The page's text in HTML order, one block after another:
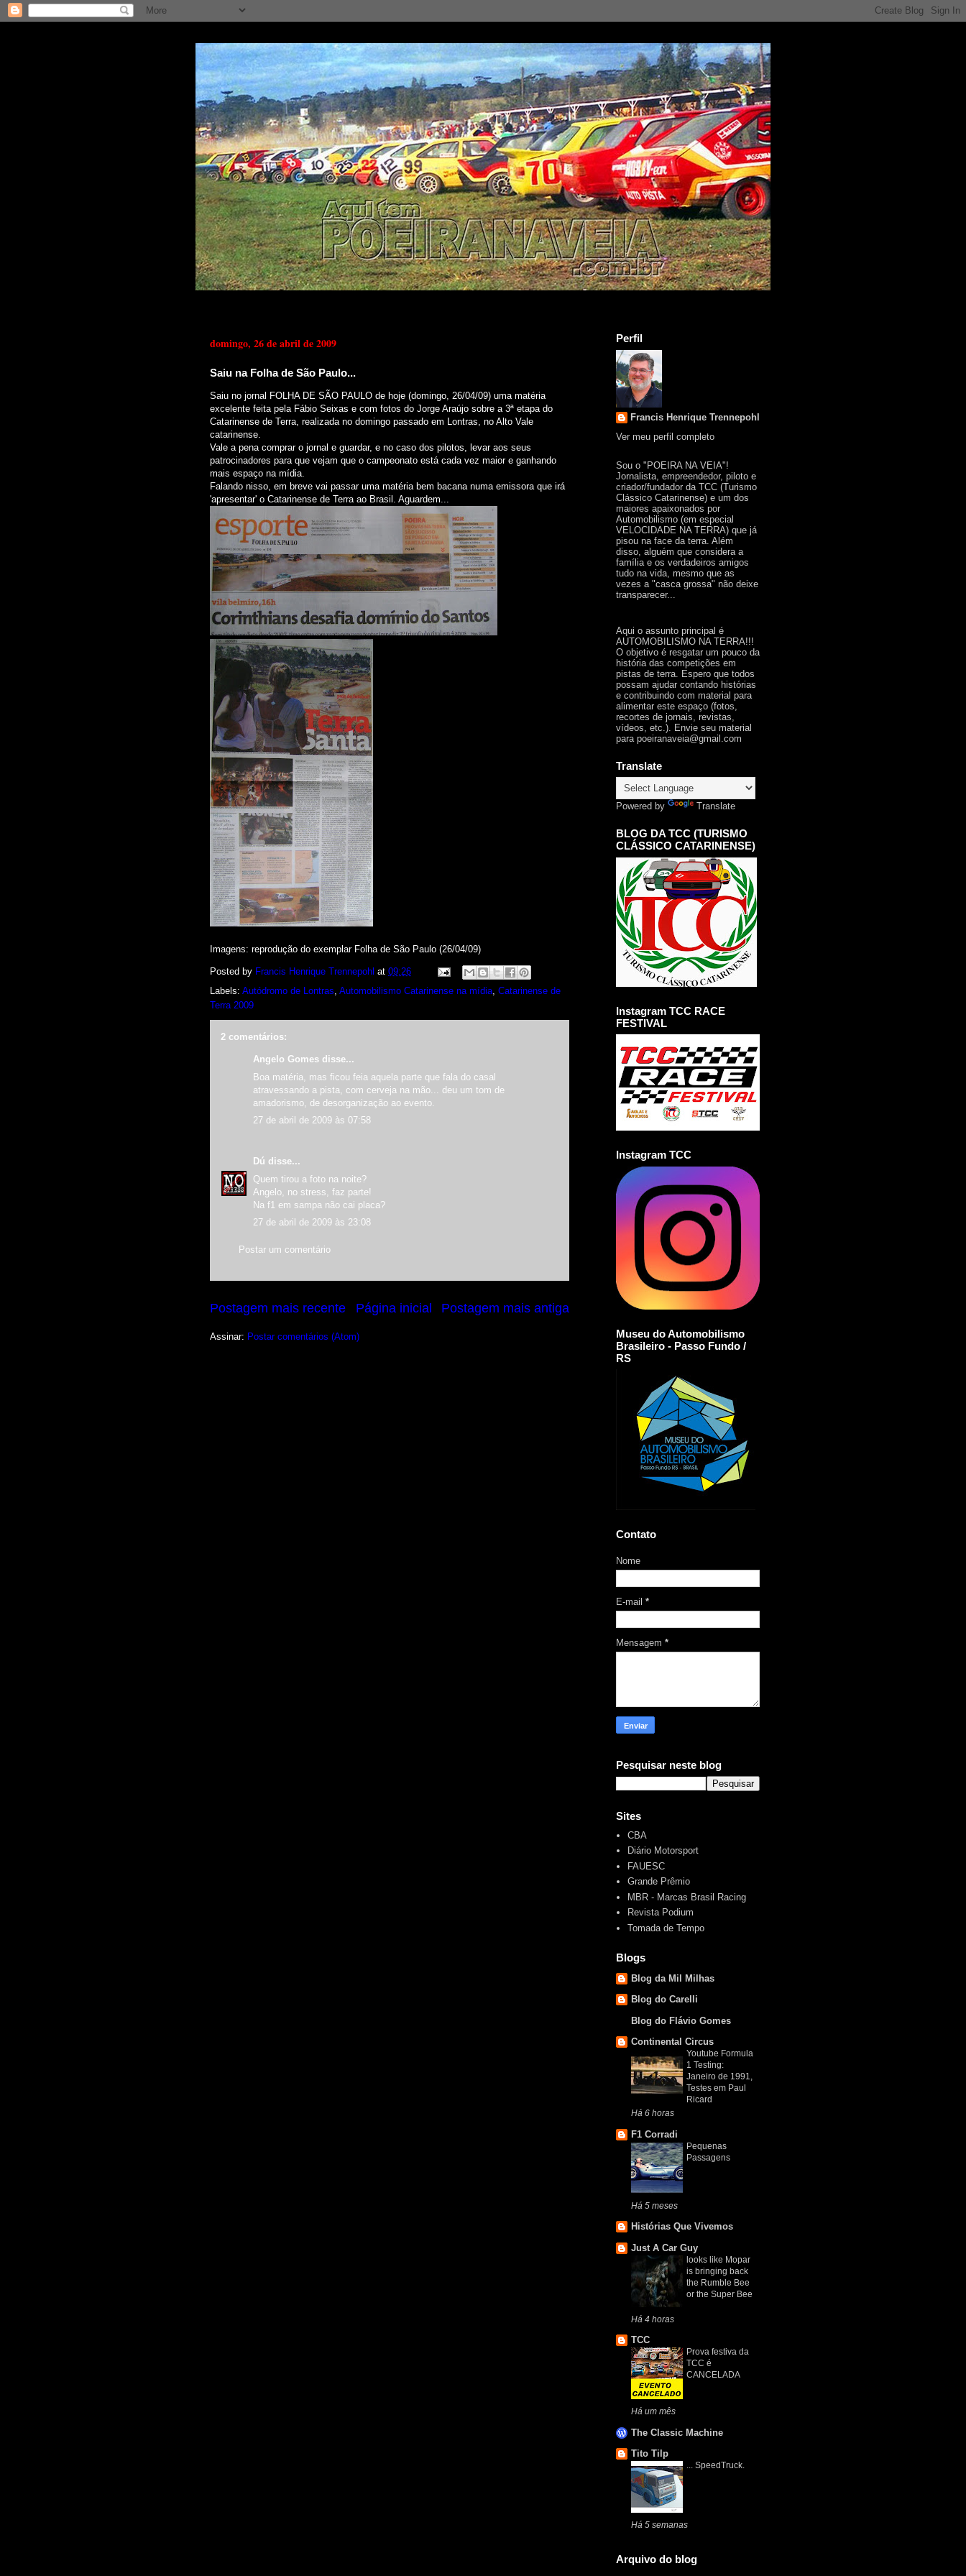
domingo, 26 de abril de 2009
Saiu na Folha de São Paulo...
Saiu no jornal FOLHA DE SÃO PAULO de hoje (domingo, 26/04/09) uma matéria
excelente feita pela Fábio Seixas e com fotos do Jorge Araújo sobre a 3ª etapa do
Catarinense de Terra, realizada no domingo passado em Lontras, no Alto Vale
catarinense.
Vale a pena comprar o jornal e guardar, e no caso dos pilotos, levar aos seus
patrocinadores para que vejam que o campeonato está cada vez maior e ganhando
mais espaço na mídia.
Falando nisso, em breve vai passar uma matéria bem bacana numa emissora que irá
'apresentar' o Catarinense de Terra ao Brasil. Aguardem...
Imagens: reprodução do exemplar Folha de São Paulo (26/04/09)
Posted by Francis Henrique Trennepohl at 09:26
Labels: Autódromo de Lontras, Automobilismo Catarinense na mídia, Catarinense de
Terra 2009
2 comentários:
Angelo Gomes disse...
Boa matéria, mas ficou feia aquela parte que fala do casal
atravessando a pista, com cerveja na mão... deu um tom de
amadorismo, de desorganização ao evento.
27 de abril de 2009 às 07:58
Dú disse...
Quem tirou a foto na noite?
Angelo, no stress, faz parte!
Na f1 em sampa não cai placa?
27 de abril de 2009 às 23:08
Postar um comentário
Postagem mais recente Postagem mais antiga
Página inicial
Assinar: Postar comentários (Atom)
Perfil
Francis Henrique Trennepohl
Ver meu perfil completo
Sou o "POEIRA NA VEIA"!
Jornalista, empreendedor, piloto e
criador/fundador da TCC (Turismo
Clássico Catarinense) e um dos
maiores apaixonados por
Automobilismo (em especial
VELOCIDADE NA TERRA) que já
pisou na face da terra. Além
disso, alguém que considera a
família e os verdadeiros amigos
tudo na vida, mesmo que as
vezes a "casca grossa" não deixe
transparecer...
Aqui o assunto principal é
AUTOMOBILISMO NA TERRA!!!
O objetivo é resgatar um pouco da
história das competições em
pistas de terra. Espero que todos
possam ajudar contando histórias
e contribuindo com material para
alimentar este espaço (fotos,
recortes de jornais, revistas,
vídeos, etc.). Envie seu material
para poeiranaveia@gmail.com
Translate
Powered by Translate
BLOG DA TCC (TURISMO
CLÁSSICO CATARINENSE)
Instagram TCC RACE
FESTIVAL
Instagram TCC
Museu do Automobilismo
Brasileiro - Passo Fundo /
RS
Contato
Nome
E-mail *
Mensagem *
Pesquisar neste blog
Sites
CBA
Diário Motorsport
FAUESC
Grande Prêmio
MBR - Marcas Brasil Racing
Revista Podium
Tomada de Tempo
Blogs
Blog da Mil Milhas
Blog do Carelli
Blog do Flávio Gomes
Continental Circus
Youtube Formula
1 Testing:
Janeiro de 1991,
Testes em Paul
Ricard
Há 6 horas
F1 Corradi
Pequenas
Passagens
Há 5 meses
Histórias Que Vivemos
Just A Car Guy
looks like Mopar
is bringing back
the Rumble Bee
or the Super Bee
Há 4 horas
TCC
Prova festiva da
TCC é
CANCELADA
Há um mês
The Classic Machine
Tito Tilp
... SpeedTruck.
Há 5 semanas
Arquivo do blog